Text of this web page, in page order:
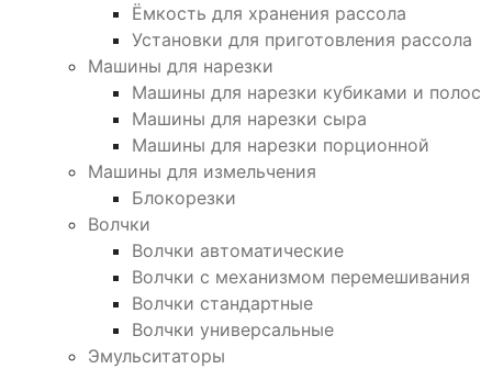
Ёмкость для хранения рассола
Установки для приготовления рассола
Машины для нарезки
Машины для нарезки кубиками и полос
Машины для нарезки сыра
Машины для нарезки порционной
Машины для измельчения
Блокорезки
Волчки
Волчки автоматические
Волчки с механизмом перемешивания
Волчки стандартные
Волчки универсальные
Эмульситаторы